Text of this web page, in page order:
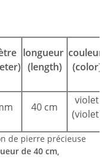
longueur
(length)
couleur
(color)
40 cm
violet
(violet)
de pierre précieuse
de 40 cm,